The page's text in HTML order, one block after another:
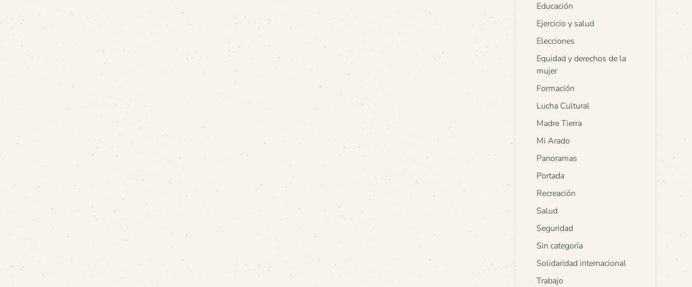
Educación
Ejercicio y salud
Elecciones
Equidad y derechos de la
mujer
Formación
Lucha Cultural
Madre Tierra
Mi Arado
Panoramas
Portada
Recreación
Salud
Seguridad
Sin categoría
Solidaridad internacional
Trabajo